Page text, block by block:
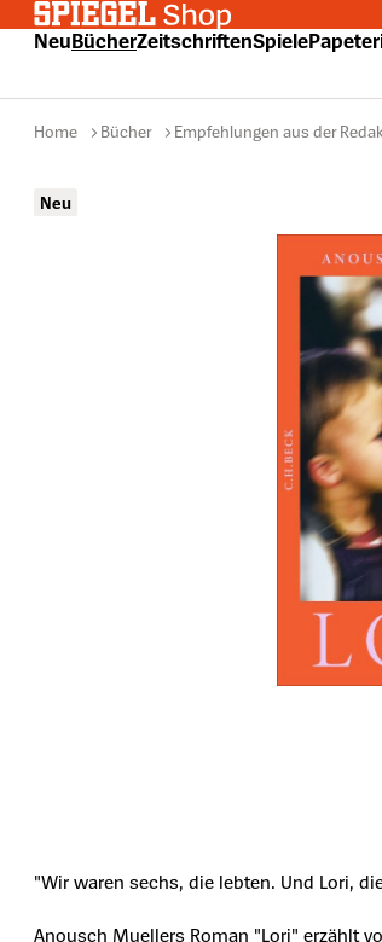
Hauptinhalt springen
Zur Suche springen
Zur Hauptnavigation springen
NeuBücherZeitschriftenSpiele
Home Bücher Empfehlungen aus der
Neu
"Wir waren sechs, die lebten. Und Lori,
Anousch Muellers Roman "Lori" erzählt